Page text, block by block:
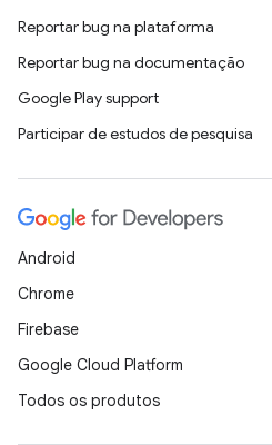
Reportar bug na plataforma
Reportar bug na documentação
Google Play support
Participar de estudos de pesquisa
Android
Chrome
Firebase
Google Cloud Platform
Todos os produtos